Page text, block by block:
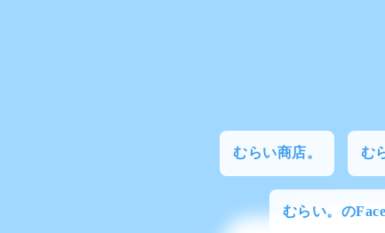
むらい商店。 む
むらい。の